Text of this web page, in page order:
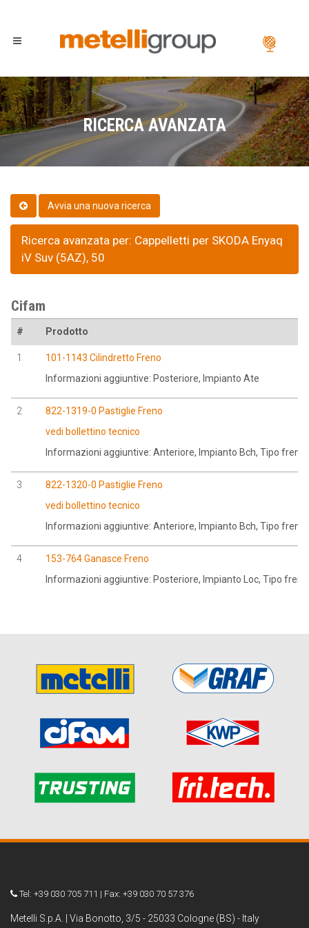
RICERCA AVANZATA
Ricerca avanzata per: Cappelletti per SKODA Enyaq
iV Suv (5AZ), 50
Cifam
# Prodotto
1
101-1143 Cilindretto Freno
Informazioni aggiuntive: Posteriore, Impianto Ate
2
822-1319-0 Pastiglie Freno
vedi bollettino tecnico
Informazioni aggiuntive: Anteriore, Impianto Bch, Tipo freno
3
822-1320-0 Pastiglie Freno
vedi bollettino tecnico
Informazioni aggiuntive: Anteriore, Impianto Bch, Tipo freno
4
153-764 Ganasce Freno
Informazioni aggiuntive: Posteriore, Impianto Loc, Tipo freno
Tel: +39 030 705 711 | Fax: +39 030 70 57 376
Metelli S.p.A. | Via Bonotto, 3/5 - 25033 Cologne (BS) - Italy